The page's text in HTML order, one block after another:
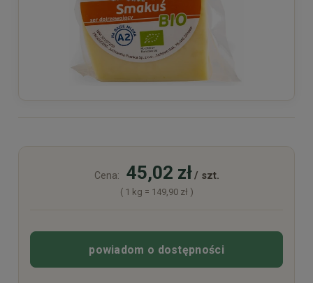
Cena: 45,02 zł/ szt.
( 1 kg = 149,90 zł )
powiadom o dostępności